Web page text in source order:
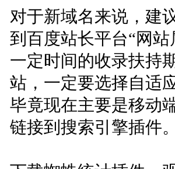
对于新域名来说，建
到百度站长平台“网
一定时间的收录扶持
站，一定要选择自适
毕竟现在主要是移动
链接到搜索引擎插件